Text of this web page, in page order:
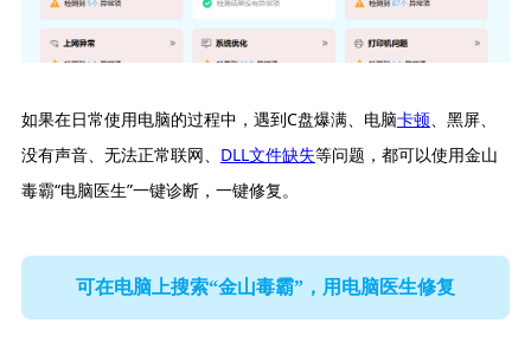
如果在日常使用电脑的过程中，遇到C盘爆满、电脑卡顿、黑屏、
没有声音、无法正常联网、 DLL文件缺失等问题，都可以使用金山
毒霸“电脑医生”一键诊断，一键修复。
可在电脑上搜索“金山毒霸”，用电脑医生修复